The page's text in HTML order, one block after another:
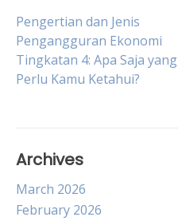
Post
navigation
Pengertian dan Jenis
Pengangguran Ekonomi
Tingkatan 4: Apa Saja yang
Perlu Kamu Ketahui?
Archives
March 2026
February 2026